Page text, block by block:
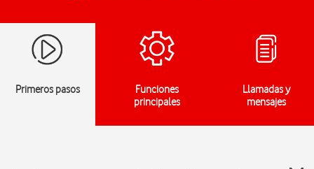
Primeros pasos
Funciones
principales
Llamadas y
mensajes